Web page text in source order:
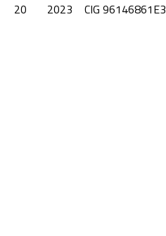
20
2023 CIG 96146861E3